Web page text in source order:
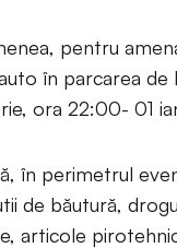
pentru
în parcarea
ora 22:00- 01
în perimetrul
de băutură,
articole